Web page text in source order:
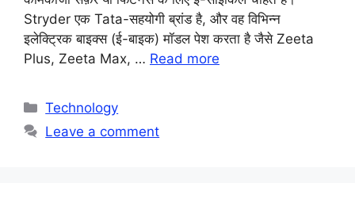
Stryder एक Tata-सहयोगी ब्रांड है, और वह विभिन्न
इलेक्ट्रिक बाइक्स (ई-बाइक) मॉडल पेश करता है जैसे Zeeta
Plus, Zeeta Max, … Read more
Categories
Technology
Leave a comment